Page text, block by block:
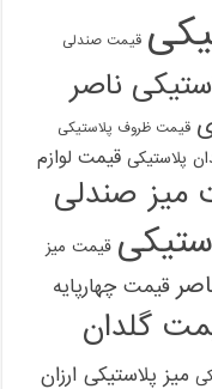
قیمت صندلی
ناصر
قیمت ظروف پلاستیکی
پلاستیکی قیمت لوازم
میز صندلی
قیمت میز
قیمت چهارپایه
گلدان
میز پلاستیکی ارزان